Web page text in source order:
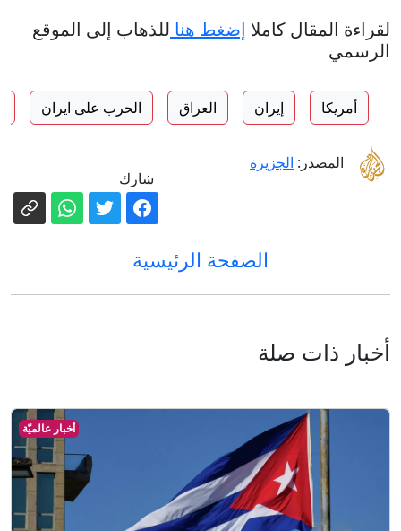
لقراءة المقال كاملا إضغط هنا للذهاب إلى الموقع
الرسمي
أمريكا إيران العراق الحرب على ايران
المصدر: الجزيرة
شارك
الصفحة الرئيسية
أخبار ذات صلة
أخبار عالميّة